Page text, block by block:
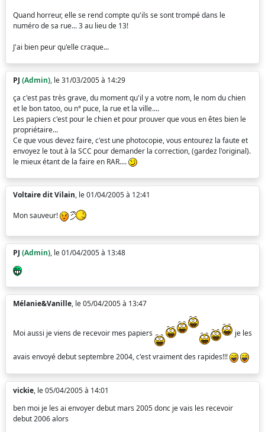
Quand horreur, elle se rend compte qu'ils se sont trompé dans le
numéro de sa rue... 3 au lieu de 13!
J'ai bien peur qu'elle craque...
PJ (Admin), le 31/03/2005 à 14:29
ça c'est pas très grave, du moment qu'il y a votre nom, le nom du chien
et le bon tatoo, ou n° puce, la rue et la ville....
Les papiers c'est pour le chien et pour prouver que vous en êtes bien le
propriétaire...
Ce que vous devez faire, c'est une photocopie, vous entourez la faute et
envoyez le tout à la SCC pour demander la correction, (gardez l'original).
le mieux étant de la faire en RAR....
Voltaire dit Vilain, le 01/04/2005 à 12:41
Mon sauveur!
PJ (Admin), le 01/04/2005 à 13:48
Mélanie&Vanille, le 05/04/2005 à 13:47
Moi aussi je viens de recevoir mes papiers je les
avais envoyé debut septembre 2004, c'est vraiment des rapides!!!
vickie, le 05/04/2005 à 14:01
ben moi je les ai envoyer debut mars 2005 donc je vais les recevoir
debut 2006 alors